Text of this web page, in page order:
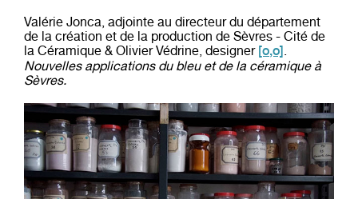
Valérie Jonca, adjointe au directeur du département
de la création et de la production de Sèvres - Cité de
la Céramique & Olivier Védrine, designer [o,o]
Nouvelles applications du bleu et de la céramique à
Sèvres.